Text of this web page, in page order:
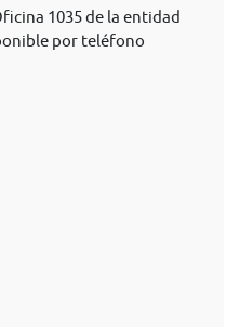
1035 de la entidad
por teléfono